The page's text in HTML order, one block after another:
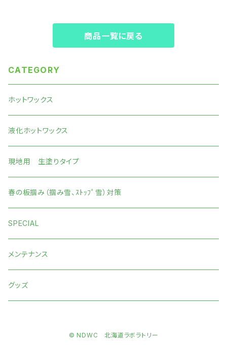
商品一覧に戻る
CATEGORY
ホットワックス
液化ホットワックス
現地用 生塗りタイプ
春の板掴み（掴み雪、ｽﾄｯﾌﾟ雪）対策
SPECIAL
メンテナンス
グッズ
© NDWC 北海道ラボラトリー